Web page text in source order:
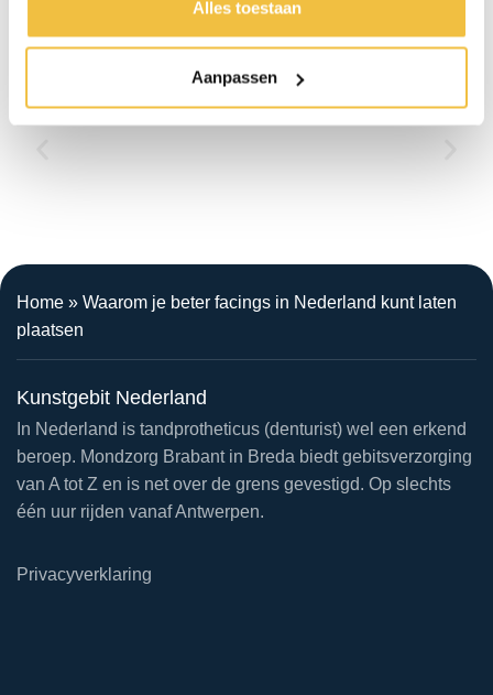
Alles toestaan
Aanpassen
Home » Waarom je beter facings in Nederland kunt laten
plaatsen
Kunstgebit Nederland
In Nederland is tandprotheticus (denturist) wel een erkend
beroep. Mondzorg Brabant in Breda biedt gebitsverzorging
van A tot Z en is net over de grens gevestigd. Op slechts
één uur rijden vanaf Antwerpen.
Privacyverklaring